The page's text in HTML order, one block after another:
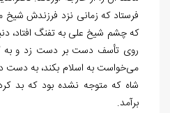
فرستاد که زمانی نزد فرزندش
که چشم شیخ علی به تفنگ افتاد،
روی تأسف دست بر دست زد و به
می‌خواست به اسلام بکند، به دست
شاه که متوجه نشده بود که بد
برآمد.